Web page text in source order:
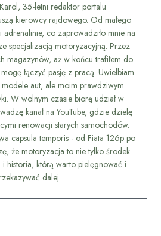
35-letni redaktor portalu
kierowcy rajdowego. Od małego
adrenalinie, co zaprowadziło mnie na
specjalizacją motoryzacyjną. Przez
magazynów, aż w końcu trafiłem do
łączyć pasję z pracą. Uwielbiam
aut, ale moim prawdziwym
W wolnym czasie biorę udział w
kanał na YouTube, gdzie dzielę
renowacji starych samochodów.
capsula temporis - od Fiata 126p po
że motoryzacja to nie tylko środek
i historia, którą warto pielęgnować i
dalej.